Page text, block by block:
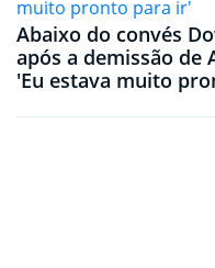
Abaixo do convés
após a demissão de
'Eu estava muito